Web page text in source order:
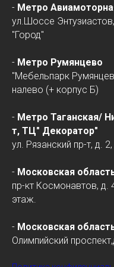
- Метро
ул.Шоссе
"Город"
- Метро Румянцево
"Мебельпарк
налево (+ корпус Б)
- Метро Таганская/
т, ТЦ" Декоратор"
ул. Рязанский пр-т, д.
- Московская
пр-кт Космонавтов, д.
этаж.
- Московская
Олимпийский